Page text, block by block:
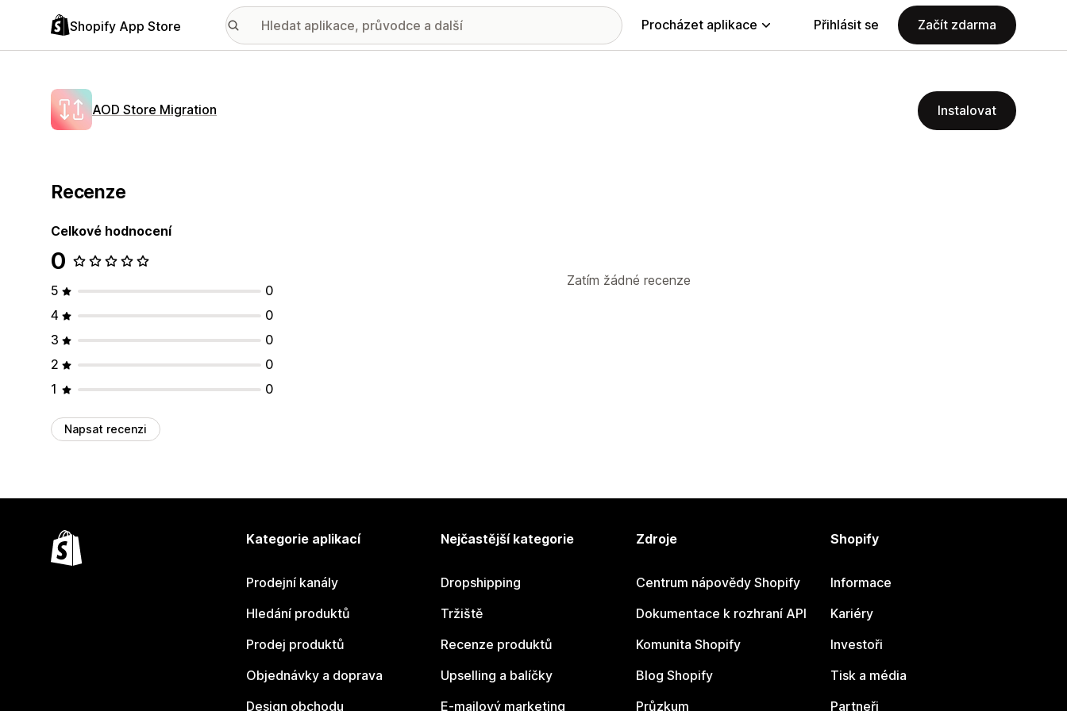
Shopify App Store Procházet aplikace Přihlásit se Začít zdarma
AOD Store Migration Instalovat
Recenze
Celkové hodnocení
0
5
0
4
0
3
0
2
0
1
0
Napsat recenzi
Zatím žádné recenze
Kategorie aplikací
Prodejní kanály
Hledání produktů
Prodej produktů
Objednávky a doprava
Design obchodu
Nejčastější kategorie
Dropshipping
Tržiště
Recenze produktů
Upselling a balíčky
E-mailový marketing
Zdroje
Centrum nápovědy Shopify
Dokumentace k rozhraní API
Komunita Shopify
Blog Shopify
Průzkum
Shopify
Informace
Kariéry
Investoři
Tisk a média
Partneři